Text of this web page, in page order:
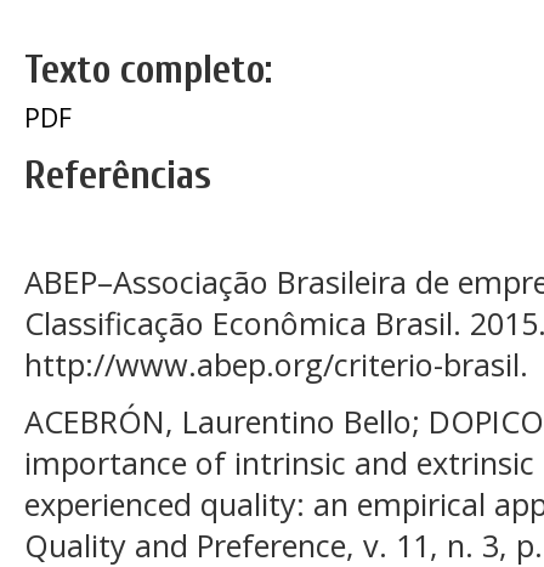
Texto completo:
PDF
Referências
ABEP–Associação Brasileira de
Classificação Econômica Brasil.
http://www.abep.org/criterio-brasil.
ACEBRÓN, Laurentino Bello;
importance of intrinsic and extrinsic
experienced quality: an empirical
Quality and Preference, v. 11, n. 3,